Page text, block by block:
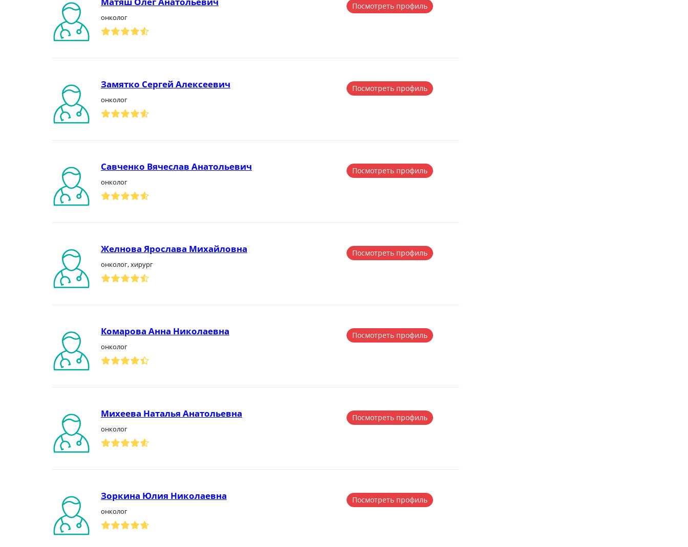
онколог
Посмотреть профиль
Замятко Сергей Алексеевич
онколог
Посмотреть профиль
Савченко Вячеслав Анатольевич
онколог
Посмотреть профиль
Желнова Ярослава Михайловна
онколог, хирург
Посмотреть профиль
Комарова Анна Николаевна
онколог
Посмотреть профиль
Михеева Наталья Анатольевна
онколог
Посмотреть профиль
Зоркина Юлия Николаевна
онколог
Посмотреть профиль